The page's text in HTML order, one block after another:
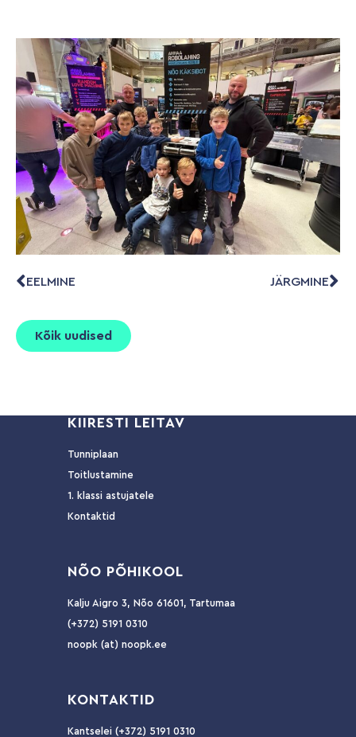
EELMINE JÄRGMINE
Kõik uudised
KIIRESTI LEITAV
Tunniplaan
Toitlustamine
1. klassi astujatele
Kontaktid
NÕO PÕHIKOOL
Kalju Aigro 3, Nõo 61601, Tartumaa
(+372) 5191 0310
noopk (at) noopk.ee
KONTAKTID
Kantselei (+372) 5191 0310